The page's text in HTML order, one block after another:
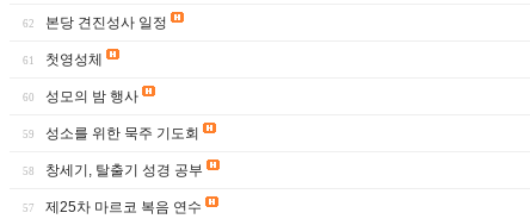
62 본당 견진성사 일정
61 첫영성체
60 성모의 밤 행사
59 성소를 위한 묵주 기도회
58 창세기, 탈출기 성경 공부
57 제25차 마르코 복음 연수